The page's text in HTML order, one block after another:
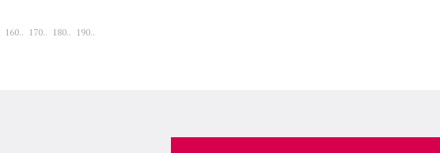
160.. 170.. 180.. 190..